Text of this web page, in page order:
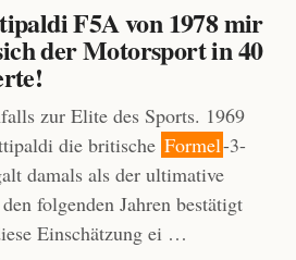
F5A von 1978 mir
der Motorsport in 40
zur Elite des Sports. 1969
die britische Formel-3-
damals als der ultimative
folgenden Jahren bestätigt
Einschätzung ei …